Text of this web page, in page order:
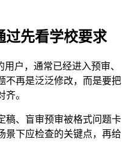
过先看学校要求
户，通常已经进入预审、
不再是泛泛修改，而是要把
。
稿、盲审预审被格式问题卡
景下应检查的关键点，再给